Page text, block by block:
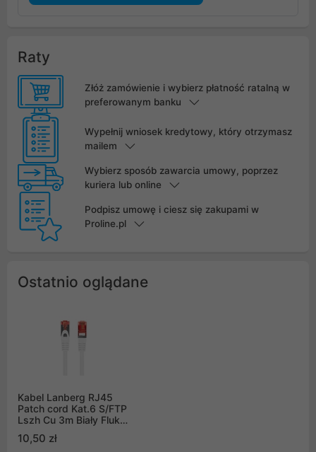
Raty
Złóż zamówienie i wybierz płatność ratalną w
preferowanym banku
Wypełnij wniosek kredytowy, który otrzymasz
mailem
Wybierz sposób zawarcia umowy, poprzez
kuriera lub online
Podpisz umowę i ciesz się zakupami w
Proline.pl
Ostatnio oglądane
Kabel Lanberg RJ45
Patch cord Kat.6 S/FTP
Lszh Cu 3m Biały Fluke
10,50 zł